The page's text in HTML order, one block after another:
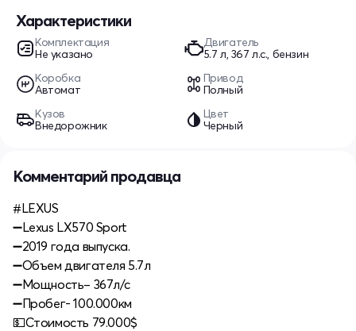
Характеристики
Комплектация
Не указано
Двигатель
5.7 л, 367 л.с., бензин
Коробка
Автомат
Привод
Полный
Кузов
Внедорожник
Цвет
Черный
Комментарий продавца
#LEXUS
➖Lexus LX570 Sport
➖2019 года выпуска.
➖Объем двигателя 5.7л
➖Мощность– 367л/с
➖Пробег- 100.000км
💵Стоимость 79.000$